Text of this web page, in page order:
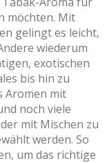
möchten. Mit
gelingt es leicht,
wiederum
exotischen
bis hin zu
Aromen mit
noch viele
mit Mischen zu
werden. So
um das richtige